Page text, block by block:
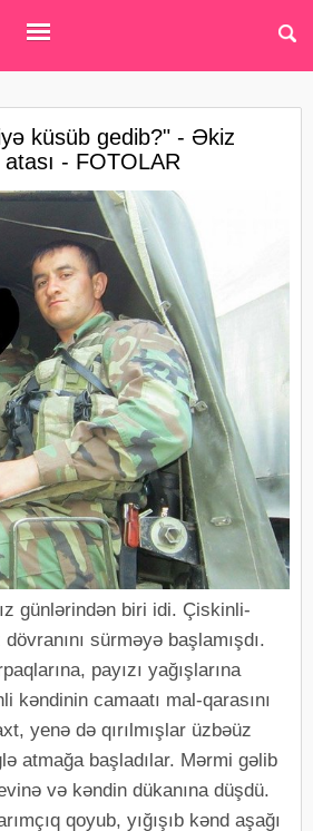
küsüb gedib?" - Əkiz
- FOTOLAR
günlərindən biri idi. Çiskinli-
sürməyə başlamışdı.
payızı yağışlarına
kəndinin camaatı mal-qarasını
yenə də qırılmışlar üzbəüz
atmağa başladılar. Mərmi gəlib
və kəndin dükanına düşdü.
qoyub, yığışıb kənd aşağı